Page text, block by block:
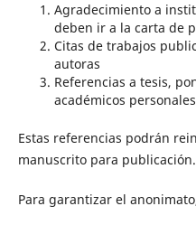
Agradecimiento a
deben ir a la carta de
Citas de trabajos
autoras
Referencias a tesis,
académicos personales
Estas referencias podrán
manuscrito para publicación.
Para garantizar el